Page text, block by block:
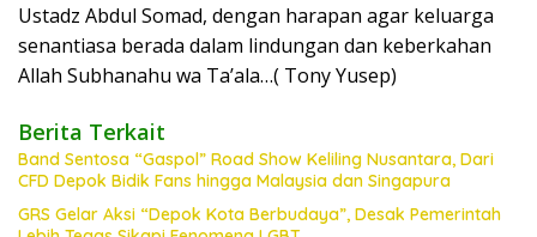
Ustadz Abdul Somad, dengan harapan agar keluarga
senantiasa berada dalam lindungan dan keberkahan
Allah Subhanahu wa Ta’ala…( Tony Yusep)
Berita Terkait
Band Sentosa “Gaspol” Road Show Keliling Nusantara, Dari
CFD Depok Bidik Fans hingga Malaysia dan Singapura
GRS Gelar Aksi “Depok Kota Berbudaya”, Desak Pemerintah